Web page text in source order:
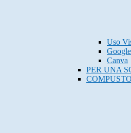
Uso
Canva
PER UNA